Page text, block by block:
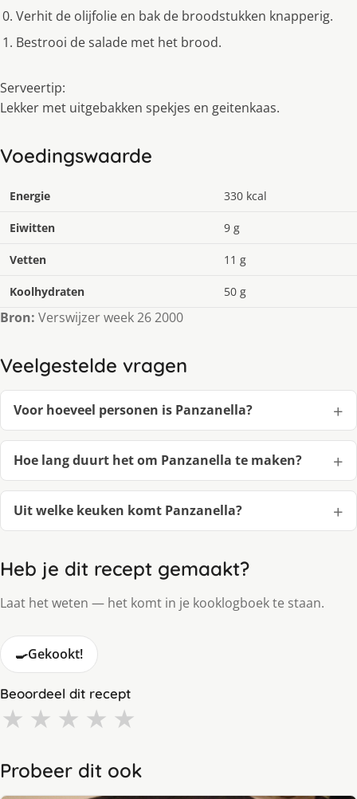
Verhit de olijfolie en bak de broodstukken knapperig.
Bestrooi de salade met het brood.
Serveertip:
Lekker met uitgebakken spekjes en geitenkaas.
Voedingswaarde
Energie 330 kcal
Eiwitten 9 g
Vetten 11 g
Koolhydraten 50 g
Bron: Verswijzer week 26 2000
Veelgestelde vragen
Voor hoeveel personen is Panzanella?
Hoe lang duurt het om Panzanella te maken?
Uit welke keuken komt Panzanella?
Heb je dit recept gemaakt?
Laat het weten — het komt in je kooklogboek te staan.
🍳Gekookt!
Beoordeel dit recept
★ ★ ★ ★ ★
Probeer dit ook